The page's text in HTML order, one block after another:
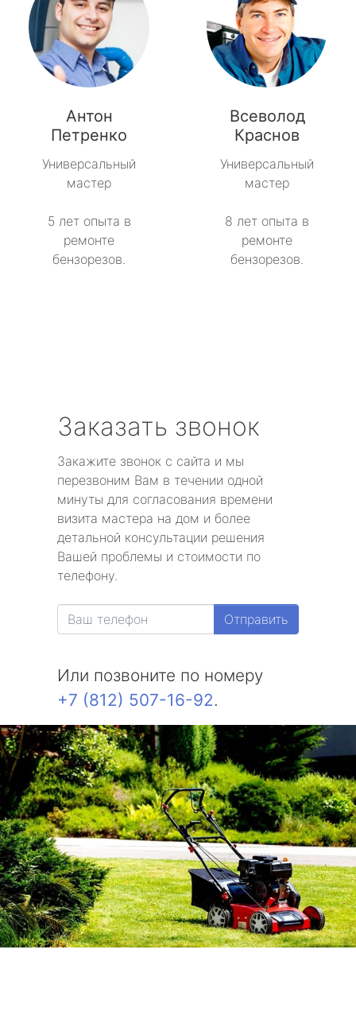
Антон
Петренко
Универсальный
мастер
5 лет опыта в
ремонте
бензорезов.
Всеволод
Краснов
Универсальный
мастер
8 лет опыта в
ремонте
бензорезов.
Заказать звонок
Закажите звонок с сайта и мы
перезвоним Вам в течении одной
минуты для согласования времени
визита мастера на дом и более
детальной консультации решения
Вашей проблемы и стоимости по
телефону.
Отправить
Или позвоните по номеру
+7 (812) 507-16-92.